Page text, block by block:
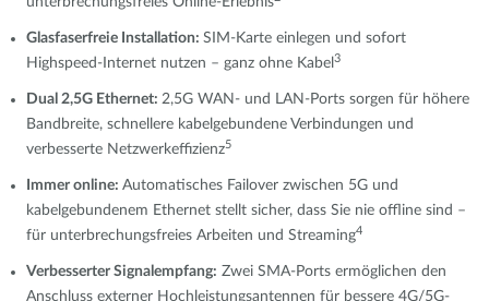
Glasfaserfreie Installation: SIM-Karte einlegen und sofort
Highspeed-Internet nutzen – ganz ohne Kabel 3
Dual 2,5G Ethernet: 2,5G WAN- und LAN-Ports sorgen für höhere
Bandbreite, schnellere kabelgebundene Verbindungen und
verbesserte Netzwerkeffizienz5
Immer online: Automatisches Failover zwischen 5G und
kabelgebundenem Ethernet stellt sicher, dass Sie nie offline sind –
für unterbrechungsfreies Arbeiten und Streaming4
Verbesserter Signalempfang: Zwei SMA-Ports ermöglichen den
Anschluss externer Hochleistungsantennen für bessere 4G/5G-